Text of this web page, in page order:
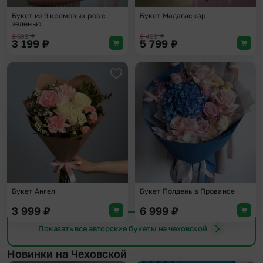
Букет из 9 кремовых роз с
зеленью
3 599₽
3 199 ₽
Букет Мадагаскар
6 499₽
5 799 ₽
Добавить в избранное
Букет Ангел
3 999 ₽
Букет Полдень в Провансе
6 999 ₽
Показать все авторские букеты на чеховской
Новинки на Чеховской